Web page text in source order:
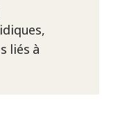
liés à